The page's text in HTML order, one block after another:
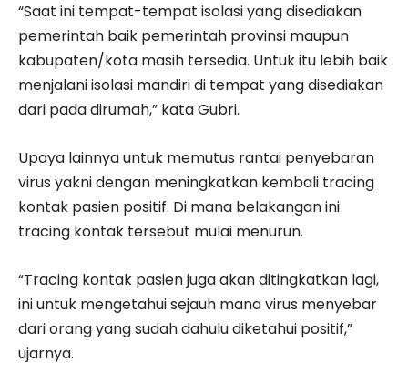
“Saat ini tempat-tempat isolasi yang disediakan
pemerintah baik pemerintah provinsi maupun
kabupaten/kota masih tersedia. Untuk itu lebih baik
menjalani isolasi mandiri di tempat yang disediakan
dari pada dirumah,” kata Gubri.
Upaya lainnya untuk memutus rantai penyebaran
virus yakni dengan meningkatkan kembali tracing
kontak pasien positif. Di mana belakangan ini
tracing kontak tersebut mulai menurun.
“Tracing kontak pasien juga akan ditingkatkan lagi,
ini untuk mengetahui sejauh mana virus menyebar
dari orang yang sudah dahulu diketahui positif,”
ujarnya.